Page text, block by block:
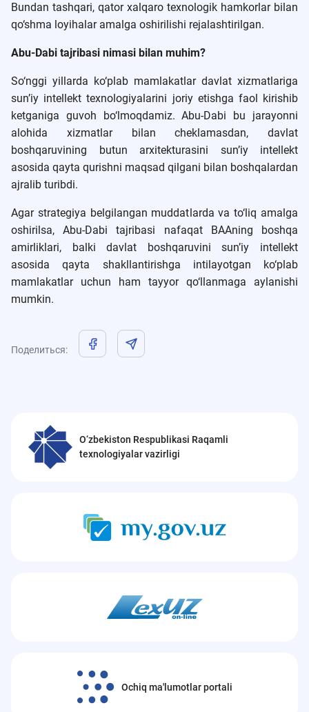
Bundan tashqari, qator xalqaro texnologik hamkorlar bilan
qo‘shma loyihalar amalga oshirilishi rejalashtirilgan.
Abu-Dabi tajribasi nimasi bilan muhim?
So‘nggi yillarda ko‘plab mamlakatlar davlat xizmatlariga
sun’iy intellekt texnologiyalarini joriy etishga faol kirishib
ketganiga guvoh bo‘lmoqdamiz. Abu-Dabi bu jarayonni
alohida xizmatlar bilan cheklamasdan, davlat
boshqaruvining butun arxitekturasini sun’iy intellekt
asosida qayta qurishni maqsad qilgani bilan boshqalardan
ajralib turibdi.
Agar strategiya belgilangan muddatlarda va to‘liq amalga
oshirilsa, Abu-Dabi tajribasi nafaqat BAAning boshqa
amirliklari, balki davlat boshqaruvini sun’iy intellekt
asosida qayta shakllantirishga intilayotgan ko‘plab
mamlakatlar uchun ham tayyor qo‘llanmaga aylanishi
mumkin.
Поделиться:
O‘zbekiston Respublikasi Raqamli
texnologiyalar vazirligi
Ochiq ma'lumotlar portali